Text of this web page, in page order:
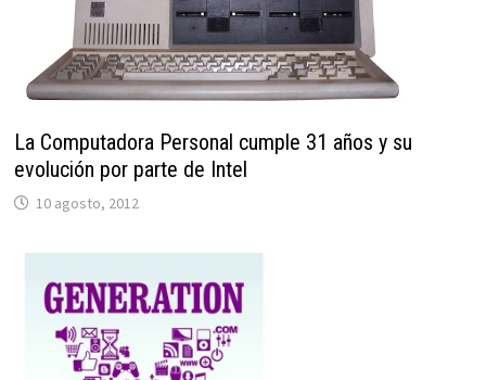
La Computadora Personal cumple 31 años y su
evolución por parte de Intel
10 agosto, 2012